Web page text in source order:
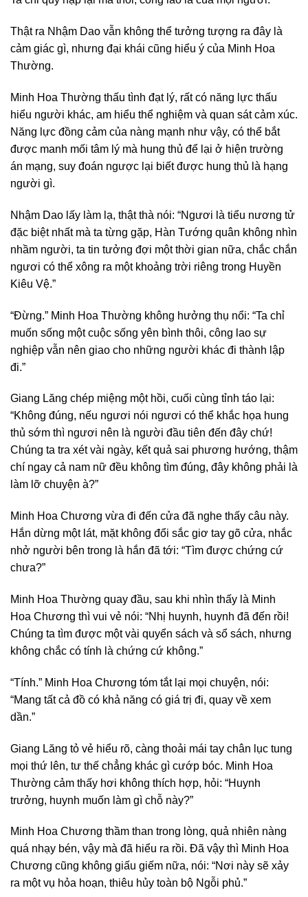
Thật ra Nhậm Dao vẫn không thể tưởng tượng ra đây là
cảm giác gì, nhưng đại khái cũng hiểu ý của Minh Hoa
Thường.
Minh Hoa Thường thấu tình đạt lý, rất có năng lực thấu
hiểu người khác, am hiểu thể nghiệm và quan sát cảm xúc.
Năng lực đồng cảm của nàng mạnh như vậy, có thể bắt
được manh mối tâm lý mà hung thủ để lại ở hiện trường
án mạng, suy đoán ngược lại biết được hung thủ là hạng
người gì.
Nhậm Dao lấy làm lạ, thật thà nói: “Ngươi là tiểu nương tử
đặc biệt nhất mà ta từng gặp, Hàn Tướng quân không nhìn
nhầm người, ta tin tưởng đợi một thời gian nữa, chắc chắn
ngươi có thể xông ra một khoảng trời riêng trong Huyền
Kiêu Vệ.”
“Đừng.” Minh Hoa Thường không hưởng thụ nổi: “Ta chỉ
muốn sống một cuộc sống yên bình thôi, công lao sự
nghiệp vẫn nên giao cho những người khác đi thành lập
đi.”
Giang Lăng chép miệng một hồi, cuối cùng tỉnh táo lại:
“Không đúng, nếu ngươi nói ngươi có thể khắc họa hung
thủ sớm thì ngươi nên là người đầu tiên đến đây chứ!
Chúng ta tra xét vài ngày, kết quả sai phương hướng, thậm
chí ngay cả nam nữ đều không tìm đúng, đây không phải là
làm lỡ chuyện à?”
Minh Hoa Chương vừa đi đến cửa đã nghe thấy câu này.
Hắn dừng một lát, mặt không đổi sắc giơ tay gõ cửa, nhắc
nhở người bên trong là hắn đã tới: “Tìm được chứng cứ
chưa?”
Minh Hoa Thường quay đầu, sau khi nhìn thấy là Minh
Hoa Chương thì vui vẻ nói: “Nhị huynh, huynh đã đến rồi!
Chúng ta tìm được một vài quyển sách và sổ sách, nhưng
không chắc có tính là chứng cứ không.”
“Tính.” Minh Hoa Chương tóm tắt lại mọi chuyện, nói:
“Mang tất cả đồ có khả năng có giá trị đi, quay về xem
dần.”
Giang Lăng tỏ vẻ hiểu rõ, càng thoải mái tay chân lục tung
mọi thứ lên, tư thế chẳng khác gì cướp bóc. Minh Hoa
Thường cảm thấy hơi không thích hợp, hỏi: “Huynh
trưởng, huynh muốn làm gì chỗ này?”
Minh Hoa Chương thầm than trong lòng, quả nhiên nàng
quá nhạy bén, vậy mà đã hiểu ra rồi. Đã vậy thì Minh Hoa
Chương cũng không giấu giếm nữa, nói: “Nơi này sẽ xảy
ra một vụ hỏa hoạn, thiêu hủy toàn bộ Ngỗi phủ.”